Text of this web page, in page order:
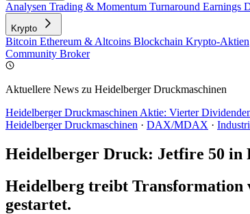
Analysen Trading & Momentum Turnaround Earnings
Krypto
Bitcoin Ethereum & Altcoins Blockchain Krypto-Aktien
Community Broker
Aktuellere News zu Heidelberger Druckmaschinen
Heidelberger Druckmaschinen Aktie: Vierter
Heidelberger Druckmaschinen · DAX/MDAX ·
Heidelberger Druck: Jetfire 50 in
Heidelberg treibt
gestartet.